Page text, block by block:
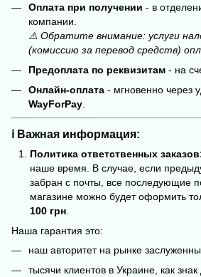
Оплата при получении - в
компании.
⚠️ Обратите внимание: услуги
(комиссию за перевод средств)
Предоплата по реквизитам - на
Онлайн-оплата - мгновенно через
WayForPay.
ℹ️ Важная информация:
Политика ответственных
наше время. В случае, если
забран с почты, все последующие
магазине можно будет оформить
100 грн
Наша гарантия это:
наш авторитет на рынке
тысячи клиентов в Украине, как